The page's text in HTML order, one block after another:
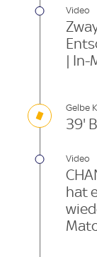
Video
| In-
Gelbe
39'
Video
hat